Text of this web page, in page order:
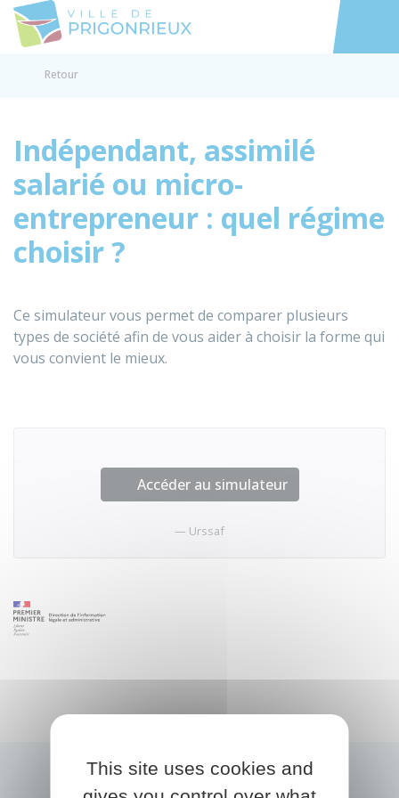
Accéder
Retour
Indépendant, assimilé
salarié ou micro-
entrepreneur : quel régime
choisir ?
Ce simulateur vous permet de comparer plusieurs
types de société afin de vous aider à choisir la forme qui
vous convient le mieux.
Accéder au simulateur
Urssaf
This site uses cookies and